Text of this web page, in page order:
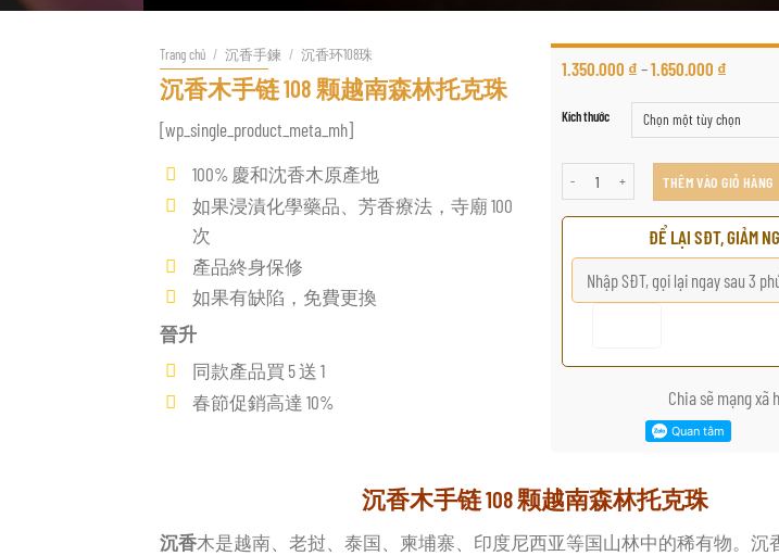
Trang chủ / 沉香手鍊 / 沉香环108珠
沉香木手链 108 颗越南森林托克珠
[wp_single_product_meta_mh]
100% 慶和沈香木原產地
如果浸漬化學藥品、芳香療法，寺廟 100
次
產品終身保修
如果有缺陷，免費更換
晉升
同款產品買 5 送 1
春節促銷高達 10%
1.350.000 ₫ –1.650.000 ₫
Kích thước
沉香木手链 108 颗越南森林托克珠 số
THÊM VÀO GIỎ HÀNG
ĐỂ LẠI SĐT, GIẢM
Chia sẽ mạng xã
沉香木手链 108 颗越南森林托克珠
沉香木是越南、老挝、泰国、柬埔寨、印度尼西亚等国山林中的稀有物。沉